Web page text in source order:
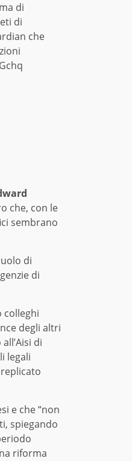
di
di
che
che, con le
sembrano
di
di
colleghi
degli altri
di
legali
e che “non
spiegando
riforma